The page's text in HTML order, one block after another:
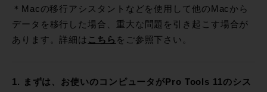
＊Macの移行アシスタントなどを使用して他のMacから
データを移行した場合、重大な問題を引き起こす場合が
あります。詳細は こちら をご参照下さい。
1. まずは、お使いのコンピュータがPro Tools 11のシス